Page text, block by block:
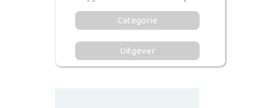
Categorie
Uitgever